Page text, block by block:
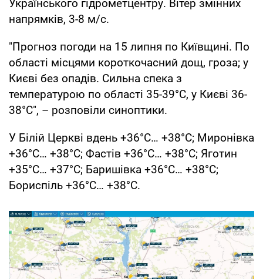
Українського гідрометцентру. Вітер змінних
напрямків, 3-8 м/с.
"Прогноз погоди на 15 липня по Київщині. По
області місцями короткочасний дощ, гроза; у
Києві без опадів. Сильна спека з
температурою по області 35-39°С, у Києві 36-
38°С", – розповіли синоптики.
У Білій Церкві вдень +36°С… +38°С; Миронівка
+36°С… +38°С; Фастів +36°С… +38°С; Яготин
+35°С… +37°С; Баришівка +36°С… +38°С;
Бориспіль +36°С… +38°С.